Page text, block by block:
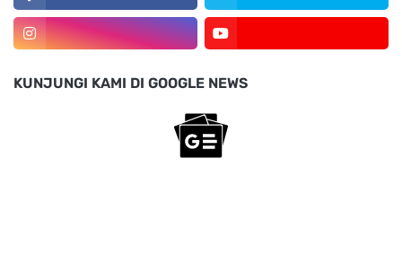
KUNJUNGI KAMI DI GOOGLE NEWS